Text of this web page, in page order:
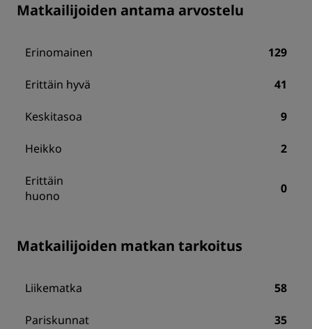
Matkailijoiden antama arvostelu
Erinomainen 129
Erittäin hyvä 41
Keskitasoa 9
Heikko 2
Erittäin
huono
0
Matkailijoiden matkan tarkoitus
Liikematka 58
Pariskunnat 35